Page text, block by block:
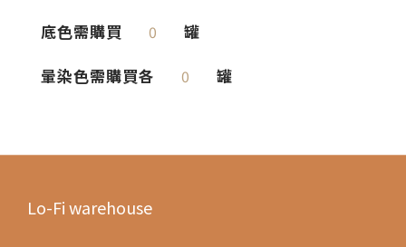
底色需購買
0
罐
暈染色需購買各
0 罐
Lo-Fi warehouse